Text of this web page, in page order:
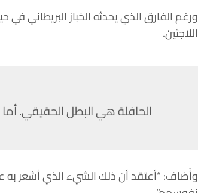
ورغم الفارق الذي يحدثه الخباز البريطاني
اللاجئين.
الحافلة هي البطل الحقيقي.
وأَضاف: “أعتقد أن ذلك الشيء الذي أشعر به